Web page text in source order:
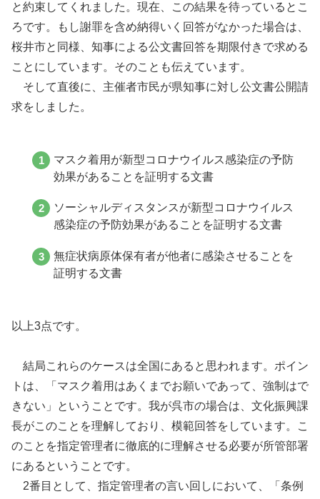
と約束してくれました。現在、この結果を待っているとこ
ろです。もし謝罪を含め納得いく回答がなかった場合は、
桜井市と同様、知事による公文書回答を期限付きで求める
ことにしています。そのことも伝えています。
そして直後に、主催者市民が県知事に対し公文書公開請
求をしました。
マスク着用が新型コロナウイルス感染症の予防
効果があることを証明する文書
ソーシャルディスタンスが新型コロナウイルス
感染症の予防効果があることを証明する文書
無症状病原体保有者が他者に感染させることを
証明する文書
以上3点です。
結局これらのケースは全国にあると思われます。ポイン
トは、「マスク着用はあくまでお願いであって、強制はで
きない」ということです。我が呉市の場合は、文化振興課
長がこのことを理解しており、模範回答をしています。こ
のことを指定管理者に徹底的に理解させる必要が所管部署
にあるということです。
2番目として、指定管理者の言い回しにおいて、「条例